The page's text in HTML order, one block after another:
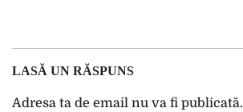
LASĂ UN RĂSPUNS
Adresa ta de email nu va fi publicată.